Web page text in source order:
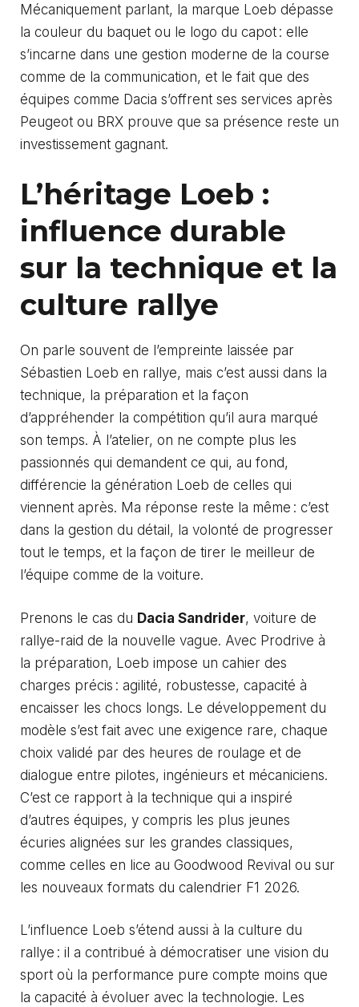
Mécaniquement parlant, la marque Loeb dépasse
la couleur du baquet ou le logo du capot : elle
s’incarne dans une gestion moderne de la course
comme de la communication, et le fait que des
équipes comme Dacia s’offrent ses services après
Peugeot ou BRX prouve que sa présence reste un
investissement gagnant.
L’héritage Loeb :
influence durable
sur la technique et la
culture rallye
On parle souvent de l’empreinte laissée par
Sébastien Loeb en rallye, mais c’est aussi dans la
technique, la préparation et la façon
d’appréhender la compétition qu’il aura marqué
son temps. À l’atelier, on ne compte plus les
passionnés qui demandent ce qui, au fond,
différencie la génération Loeb de celles qui
viennent après. Ma réponse reste la même : c’est
dans la gestion du détail, la volonté de progresser
tout le temps, et la façon de tirer le meilleur de
l’équipe comme de la voiture.
Prenons le cas du Dacia Sandrider, voiture de
rallye-raid de la nouvelle vague. Avec Prodrive à
la préparation, Loeb impose un cahier des
charges précis : agilité, robustesse, capacité à
encaisser les chocs longs. Le développement du
modèle s’est fait avec une exigence rare, chaque
choix validé par des heures de roulage et de
dialogue entre pilotes, ingénieurs et mécaniciens.
C’est ce rapport à la technique qui a inspiré
d’autres équipes, y compris les plus jeunes
écuries alignées sur les grandes classiques,
comme celles en lice au Goodwood Revival ou sur
les nouveaux formats du calendrier F1 2026.
L’influence Loeb s’étend aussi à la culture du
rallye : il a contribué à démocratiser une vision du
sport où la performance pure compte moins que
la capacité à évoluer avec la technologie. Les